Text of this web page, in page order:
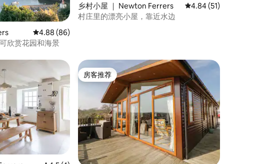
条评价
平均评分 4.88 分（满分 5 分），共 86 条评价
4.88 (86)
欣赏花园和海景
乡村小屋 ｜ Newton Ferrers 平均评分 4.84 分（满
4.84 (51)
村庄里的漂亮小屋，靠近水边
房客推荐
房客推荐